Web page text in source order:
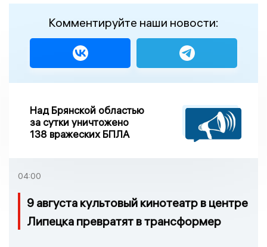
Комментируйте наши новости:
Над Брянской областью
за сутки уничтожено
138 вражеских БПЛА
04:00
9 августа культовый кинотеатр в центре
Липецка превратят в трансформер